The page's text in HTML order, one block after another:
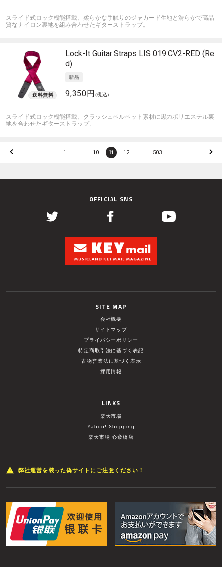
スライド式ロック機能搭載、柔らかな手触りのジャカード生地と滑らかで高品
質なナイロン裏地を組み合わせたギターストラップ。
Lock-It Guitar Straps LIS 019 CV2-RED (Re
d)
9,350円 (税込)
スライド式ロック機能搭載、クラッシュベルベット素材に黒のポリエステル裏
地を合わせたギターストラップ。
1 … 10 11 12 … 503
OFFICIAL SNS
SITE MAP
会社概要
サイトマップ
プライバシーポリシー
特定商取引法に基づく表記
古物営業法に基づく表示
採用情報
LINKS
楽天市場
Yahoo! Shopping
楽天市場 心斎橋店
弊社運営を装った偽サイトにご注意ください！